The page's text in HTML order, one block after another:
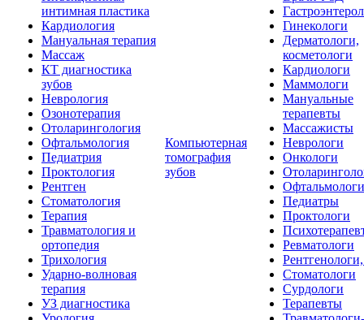
интимная пластика
Кардиология
Мануальная терапия
Массаж
КТ диагностика
зубов
Неврология
Озонотерапия
Отоларингология
Офтальмология
Педиатрия
Проктология
Рентген
Стоматология
Терапия
Травматология и
ортопедия
Трихология
Ударно-волновая
терапия
УЗ диагностика
Компьютерная
томография
зубов
Гинекологи
Дерматологи,
косметологи
Кардиологи
Маммологи
Мануальные
терапевты
Массажисты
Неврологи
Онкологи
Офтальмологи
Педиатры
Проктологи
Ревматологи
Стоматологи
Сурдологи
Терапевты